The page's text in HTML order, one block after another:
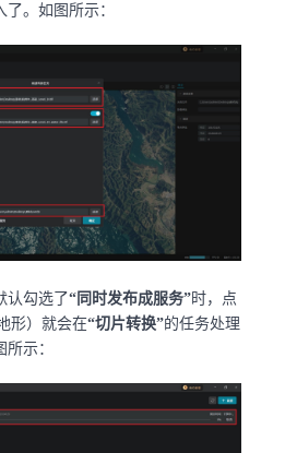
。如图所示：
认勾选了“同时发布成服务”时，点
形）就会在“切片转换”的任务处理
示：